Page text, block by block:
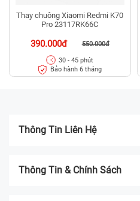
Thay chuông Xiaomi Redmi K70
Pro 23117RK66C
390.000đ 550.000đ
30 - 45 phút
Bảo hành 6 tháng
Thông Tin Liên Hệ
Thông Tin & Chính Sách